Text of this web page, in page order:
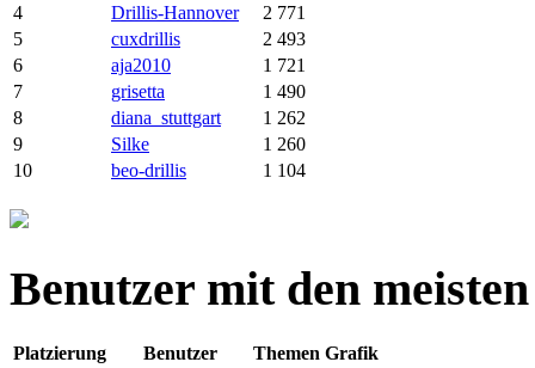
4
Drillis-Hannover
2 771
5
cuxdrillis
2 493
6
aja2010
1 721
7
grisetta
1 490
8
diana_stuttgart
1 262
9
Silke
1 260
10
beo-drillis 1 104
Benutzer mit den
Platzierung Benutzer Themen Grafik